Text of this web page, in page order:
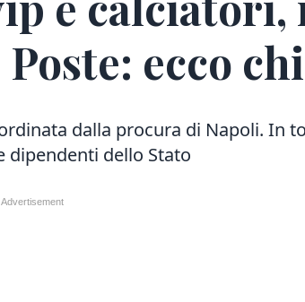
ecco
dalla procura di Napoli. In
dipendenti dello Stato